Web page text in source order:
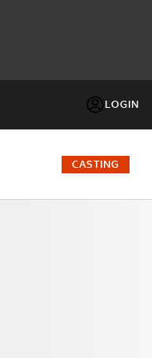
LOGIN
FACTOR
CASTING